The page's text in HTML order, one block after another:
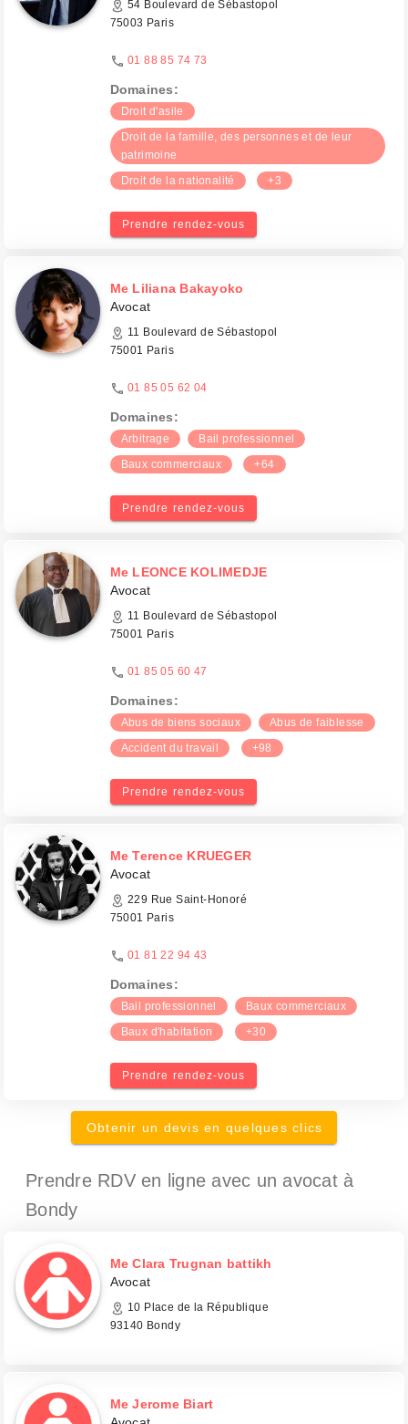
54 Boulevard de Sébastopol
75003 Paris
01 88 85 74 73
Domaines:
Droit d'asile
Droit de la famille, des personnes et de leur
patrimoine
Droit de la nationalité
+3
Prendre rendez-vous
Me Liliana Bakayoko
Avocat
11 Boulevard de Sébastopol
75001 Paris
01 85 05 62 04
Domaines:
Arbitrage
Bail professionnel
Baux commerciaux
+64
Prendre rendez-vous
Me LEONCE KOLIMEDJE
Avocat
11 Boulevard de Sébastopol
75001 Paris
01 85 05 60 47
Domaines:
Abus de biens sociaux
Abus de faiblesse
Accident du travail
+98
Prendre rendez-vous
Me Terence KRUEGER
Avocat
229 Rue Saint-Honoré
75001 Paris
01 81 22 94 43
Domaines:
Bail professionnel
Baux commerciaux
Baux d'habitation
+30
Prendre rendez-vous
Obtenir un devis en quelques clics
Prendre RDV en ligne avec un avocat à
Bondy
Me Clara Trugnan battikh
Avocat
10 Place de la République
93140 Bondy
Me Jerome Biart